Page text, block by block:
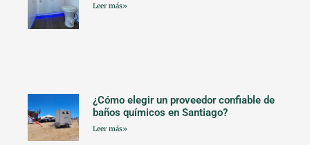
Leer más»
¿Cómo elegir un proveedor confiable de
baños químicos en Santiago?
Leer más»